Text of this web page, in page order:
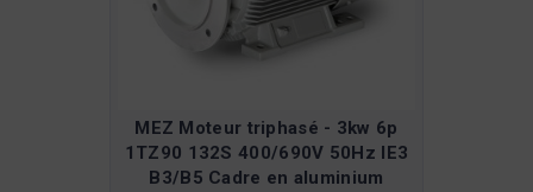
MEZ Moteur triphasé - 3kw 6p
1TZ90 132S 400/690V 50Hz IE3
B3/B5 Cadre en aluminium